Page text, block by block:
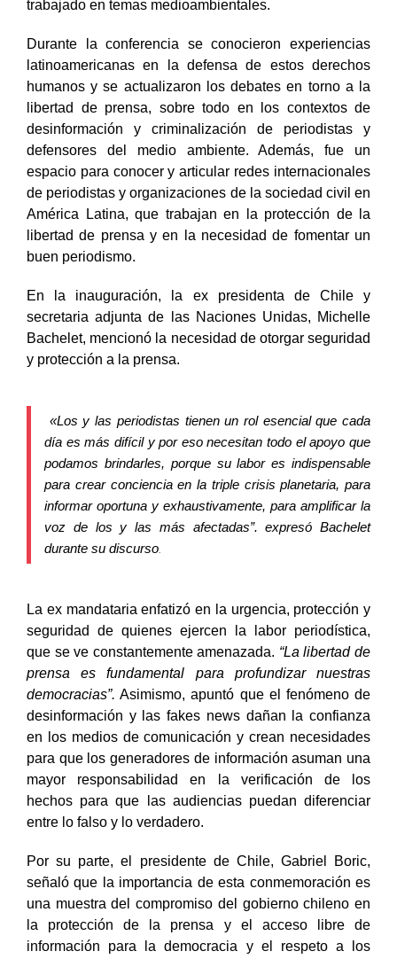
trabajado en temas medioambientales.
Durante la conferencia se conocieron experiencias
latinoamericanas en la defensa de estos derechos
humanos y se actualizaron los debates en torno a la
libertad de prensa, sobre todo en los contextos de
desinformación y criminalización de periodistas y
defensores del medio ambiente. Además, fue un
espacio para conocer y articular redes internacionales
de periodistas y organizaciones de la sociedad civil en
América Latina, que trabajan en la protección de la
libertad de prensa y en la necesidad de fomentar un
buen periodismo.
En la inauguración, la ex presidenta de Chile y
secretaria adjunta de las Naciones Unidas, Michelle
Bachelet, mencionó la necesidad de otorgar seguridad
y protección a la prensa.
«Los y las periodistas tienen un rol esencial que cada
día es más difícil y por eso necesitan todo el apoyo que
podamos brindarles, porque su labor es indispensable
para crear conciencia en la triple crisis planetaria, para
informar oportuna y exhaustivamente, para amplificar la
voz de los y las más afectadas”.expresó Bachelet
durante su discurso
La ex mandataria enfatizó en la urgencia, protección y
seguridad de quienes ejercen la labor periodística,
que se ve constantemente amenazada. “La libertad de
prensa es fundamental para profundizar nuestras
democracias”. Asimismo, apuntó que el fenómeno de
desinformación y las fakes news dañan la confianza
en los medios de comunicación y crean necesidades
para que los generadores de información asuman una
mayor responsabilidad en la verificación de los
hechos para que las audiencias puedan diferenciar
entre lo falso y lo verdadero.
Por su parte, el presidente de Chile, Gabriel Boric,
señaló que la importancia de esta conmemoración es
una muestra del compromiso del gobierno chileno en
la protección de la prensa y el acceso libre de
información para la democracia y el respeto a los